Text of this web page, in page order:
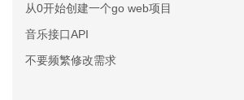
从0开始创建一个go web项目
音乐接口API
不要频繁修改需求